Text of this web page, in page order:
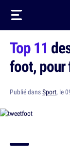
Top 11
foot, pour
Publié dansSport, le